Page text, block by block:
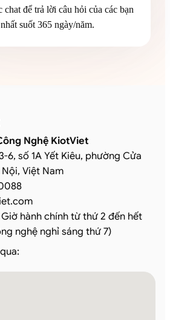
để trả lời câu hỏi của các bạn
suốt 365 ngày/năm.
Nghệ KiotViet
6, số 1A Yết Kiêu, phường Cửa
Việt Nam
Giờ hành chính từ thứ 2 đến hết
nghệ nghỉ sáng thứ 7)